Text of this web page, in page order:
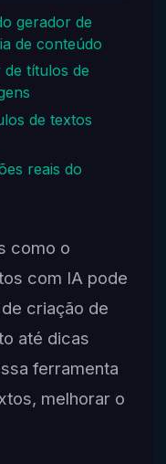
gerador de
de conteúdo
títulos de
de textos
reais do
como o
com IA pode
criação de
até dicas
ferramenta
melhorar o